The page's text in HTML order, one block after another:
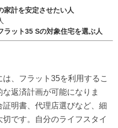
家計を安定させたい人
ラット35 Sの対象住宅を選ぶ人
、フラット35を利用するこ
返済計画が可能になりま
明書、代理店選びなど、細
です。自分のライフスタイ